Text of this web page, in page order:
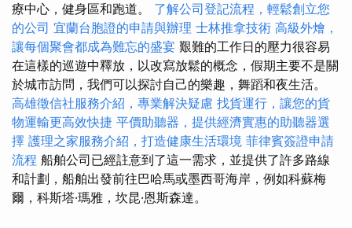
療中心，健身區和跑道。 了解公司登記流程，輕鬆創立您
的公司 宜蘭台胞證的申請與辦理 士林推拿技術 高級外燴，
讓每個聚會都成為難忘的盛宴 艱難的工作日的壓力很容易
在這樣的巡遊中釋放，以改寫放鬆的概念，假期主要不是關
於城市訪問，我們可以探討自己的樂趣，舞蹈和夜生活。
高雄徵信社服務介紹，專業解決疑慮 找貨運行，讓您的貨
物運輸更高效快捷 平價助聽器，提供經濟實惠的助聽器選
擇 護理之家服務介紹，打造健康生活環境 菲律賓簽證申請
流程 船舶公司已經註意到了這一需求，並提供了許多路線
和計劃，船舶出發前往巴哈馬或墨西哥海岸，例如科蘇梅
爾，科斯塔·瑪雅，坎昆·恩斯森達。